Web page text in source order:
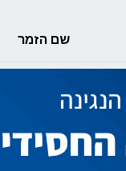
שם הזמר